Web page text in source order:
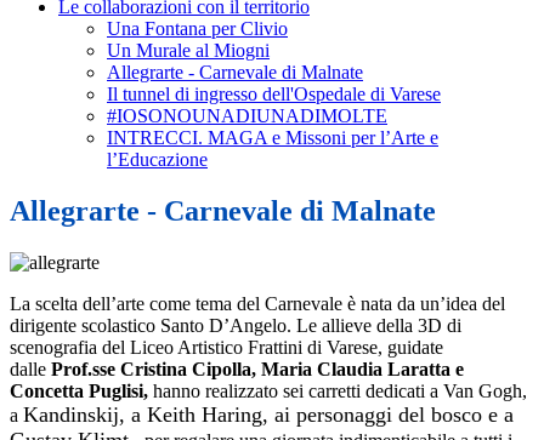
Le collaborazioni con il territorio
Una Fontana per Clivio
Un Murale al Miogni
Allegrarte - Carnevale di Malnate
Il tunnel di ingresso dell'Ospedale di Varese
#IOSONOUNADIUNADIMOLTE
INTRECCI. MAGA e Missoni per l’Arte e
l’Educazione
Allegrarte - Carnevale di Malnate
La scelta dell’arte come tema del Carnevale è nata da un’idea del
dirigente scolastico Santo D’Angelo. Le allieve della 3D di
scenografia del Liceo Artistico Frattini di Varese, guidate
dalle Prof.sse Cristina Cipolla, Maria Claudia Laratta e
Concetta Puglisi, hanno realizzato sei carretti dedicati a Van Gogh,
a Kandinskij, a Keith Haring, ai personaggi del bosco e a